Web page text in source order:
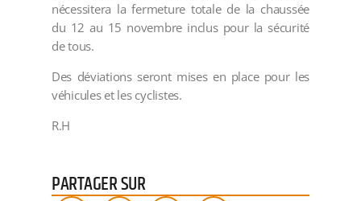
nécessitera la fermeture totale de la chaussée
du 12 au 15 novembre inclus pour la sécurité
de tous.
Des déviations seront mises en place pour les
véhicules et les cyclistes.
R.H
PARTAGER SUR